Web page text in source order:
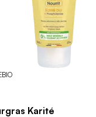
Karité